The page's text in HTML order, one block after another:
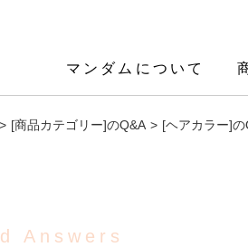
マンダムについて
Answers
[商品カテゴリー]のQ&A [ヘアカラー]の